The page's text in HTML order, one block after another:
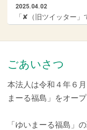
2025.04.02
「✘（旧ツイッター」
ごあいさつ
本法人は令和４年６
まーる福島」をオープ
「ゆいまーる福島」